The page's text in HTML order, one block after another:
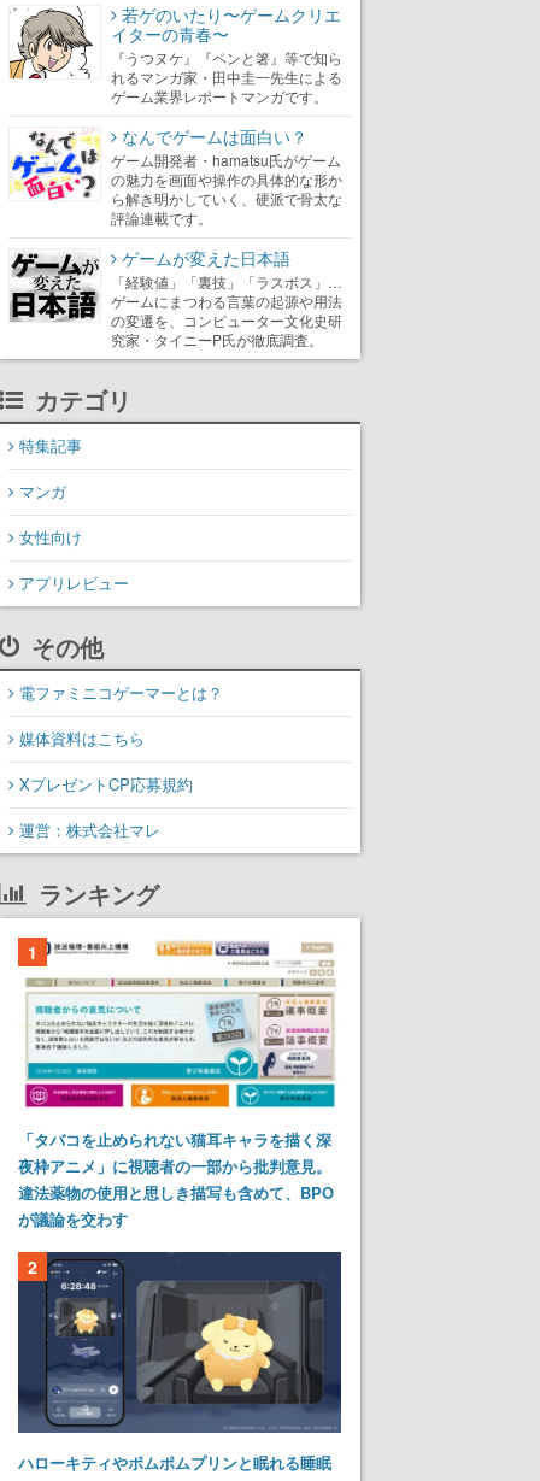
若ゲのいたり〜ゲームクリエ
イターの青春〜
『うつヌケ』『ペンと箸』等で知ら
れるマンガ家・田中圭一先生による
ゲーム業界レポートマンガです。
なんでゲームは面白い？
ゲーム開発者・hamatsu氏がゲーム
の魅力を画面や操作の具体的な形か
ら解き明かしていく、硬派で骨太な
評論連載です。
ゲームが変えた日本語
「経験値」「裏技」「ラスボス」…
ゲームにまつわる言葉の起源や用法
の変遷を、コンピューター文化史研
究家・タイニーP氏が徹底調査。
カテゴリ
特集記事
マンガ
女性向け
アプリレビュー
その他
電ファミニコゲーマーとは？
媒体資料はこちら
XプレゼントCP応募規約
運営：株式会社マレ
ランキング
1
「タバコを止められない猫耳キャラを描く深
夜枠アニメ」に視聴者の一部から批判意見。
違法薬物の使用と思しき描写も含めて、BPO
が議論を交わす
2
ハローキティやポムポムプリンと眠れる睡眠